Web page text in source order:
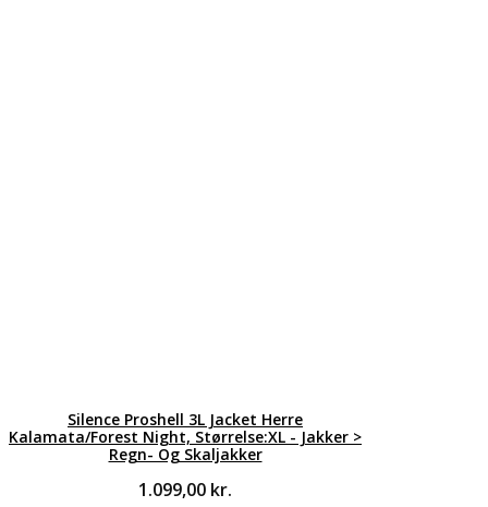
Silence Proshell 3L Jacket Herre
Kalamata/Forest Night, Størrelse:XL - Jakker >
Regn- Og Skaljakker
1.099,00 kr.